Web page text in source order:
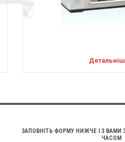
ЗАПОВНІТЬ ФОРМУ НИЖЧЕ І З
ЧАСОМ